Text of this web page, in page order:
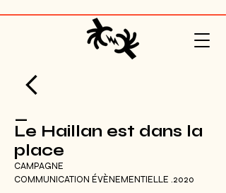
Le Haillan est dans la
place
CAMPAGNE
COMMUNICATION ÉVÈNEMENTIELLE .2020